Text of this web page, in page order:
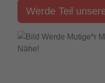
Werde Teil